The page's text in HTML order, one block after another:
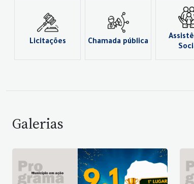
Licitações Chamada pública
Galerias